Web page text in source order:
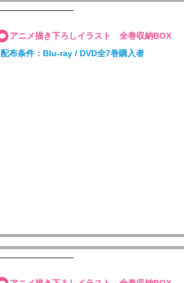
アニメ描き下ろしイラスト 全巻収納BOX
配布条件：Blu-ray / DVD全7巻購入者